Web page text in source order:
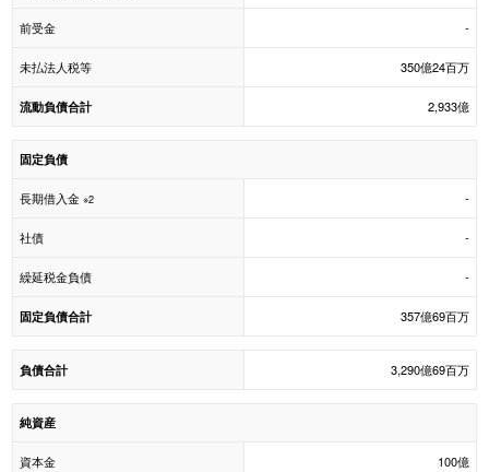
前受金 -
未払法人税等 350億24百万
流動負債合計 2,933億
固定負債
長期借入金 ※2 -
社債 -
繰延税金負債 -
固定負債合計 357億69百万
負債合計 3,290億69百万
純資産
資本金 100億